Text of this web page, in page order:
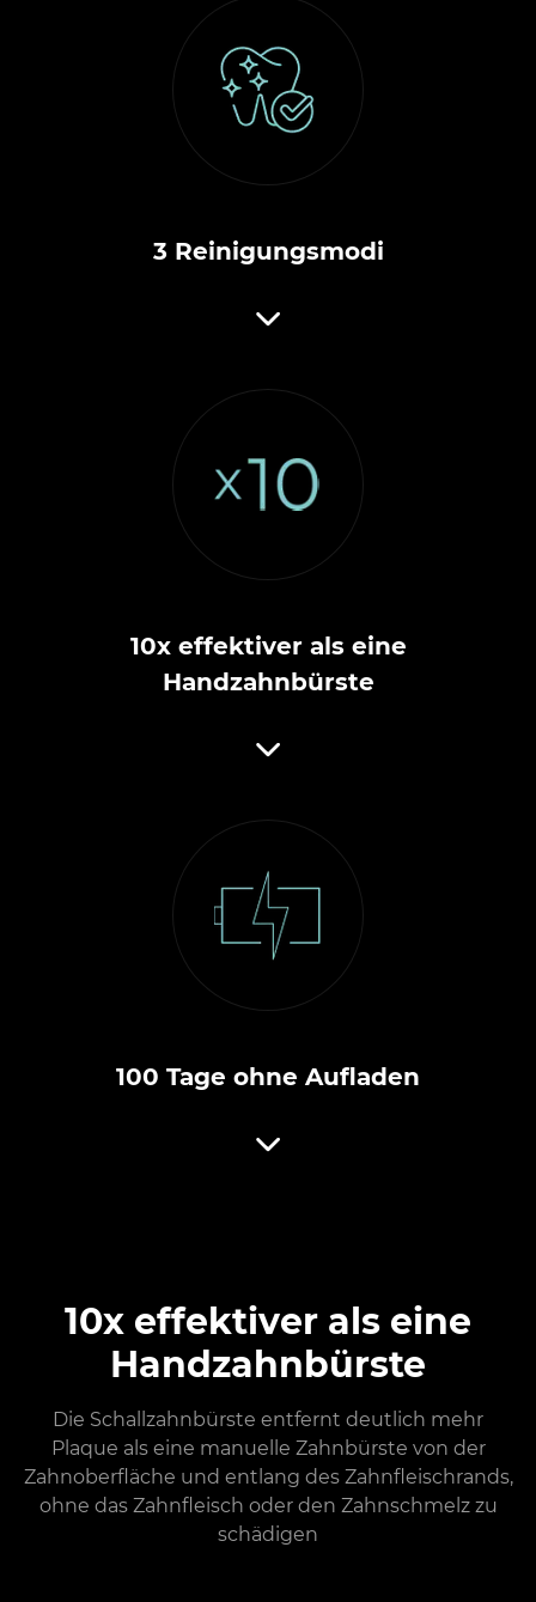
3 Reinigungsmodi
10x effektiver als eine
Handzahnbürste
100 Tage ohne Aufladen
10x effektiver als eine
Handzahnbürste
Die Schallzahnbürste entfernt deutlich mehr
Plaque als eine manuelle Zahnbürste von der
Zahnoberfläche und entlang des Zahnfleischrands,
ohne das Zahnfleisch oder den Zahnschmelz zu
schädigen